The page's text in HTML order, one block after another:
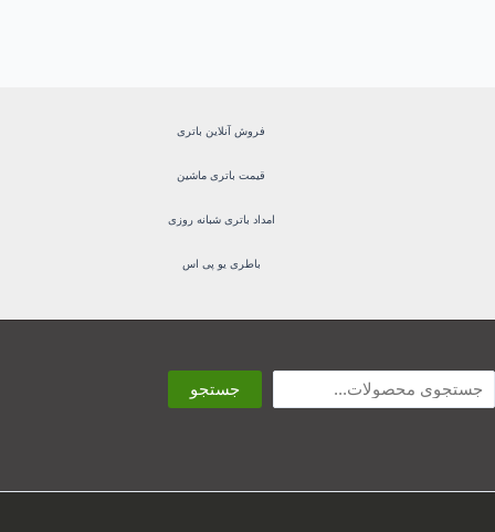
فروش آنلاین باتری
قیمت باتری ماشین
امداد باتری شبانه روزی
باطری یو پی اس
جستجو